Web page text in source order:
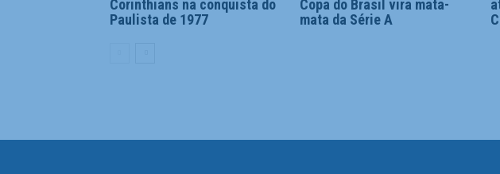
Corinthians na conquista do
Paulista de 1977
Copa do Brasil vira mata-
mata da Série A